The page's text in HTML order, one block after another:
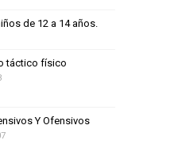
de 12 a 14 años.
táctico físico
Y Ofensivos